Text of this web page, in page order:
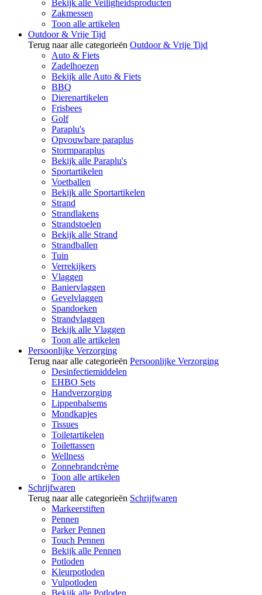
Bekijk alle Veiligheidsproducten
Zakmessen
Toon alle artikelen
Outdoor & Vrije Tijd
Terug naar alle categorieën Outdoor & Vrije Tijd
Auto & Fiets
Zadelhoezen
Bekijk alle Auto & Fiets
BBQ
Dierenartikelen
Frisbees
Golf
Paraplu's
Opvouwbare paraplus
Stormparaplus
Bekijk alle Paraplu's
Sportartikelen
Voetballen
Bekijk alle Sportartikelen
Strand
Strandlakens
Strandstoelen
Bekijk alle Strand
Strandballen
Tuin
Verrekijkers
Vlaggen
Baniervlaggen
Gevelvlaggen
Spandoeken
Strandvlaggen
Bekijk alle Vlaggen
Toon alle artikelen
Persoonlijke Verzorging
Terug naar alle categorieën Persoonlijke Verzorging
Desinfectiemiddelen
EHBO Sets
Handverzorging
Lippenbalsems
Mondkapjes
Tissues
Toiletartikelen
Toilettassen
Wellness
Zonnebrandcrème
Toon alle artikelen
Schrijfwaren
Terug naar alle categorieën Schrijfwaren
Markeerstiften
Pennen
Parker Pennen
Touch Pennen
Bekijk alle Pennen
Potloden
Kleurpotloden
Vulpotloden
Bekijk alle Potloden